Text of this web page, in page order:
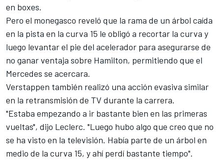
en boxes.
Pero el monegasco reveló que la rama de un árbol caída
en la pista en la curva 15 le obligó a recortar la curva y
luego levantar el pie del acelerador para asegurarse de
no ganar ventaja sobre Hamilton, permitiendo que el
Mercedes se acercara.
Verstappen también realizó una acción evasiva similar
en la retransmisión de TV durante la carrera.
"Estaba empezando a ir bastante bien en las primeras
vueltas", dijo Leclerc. "Luego hubo algo que creo que no
se ha visto en la televisión. Había parte de un árbol en
medio de la curva 15, y ahí perdí bastante tiempo".